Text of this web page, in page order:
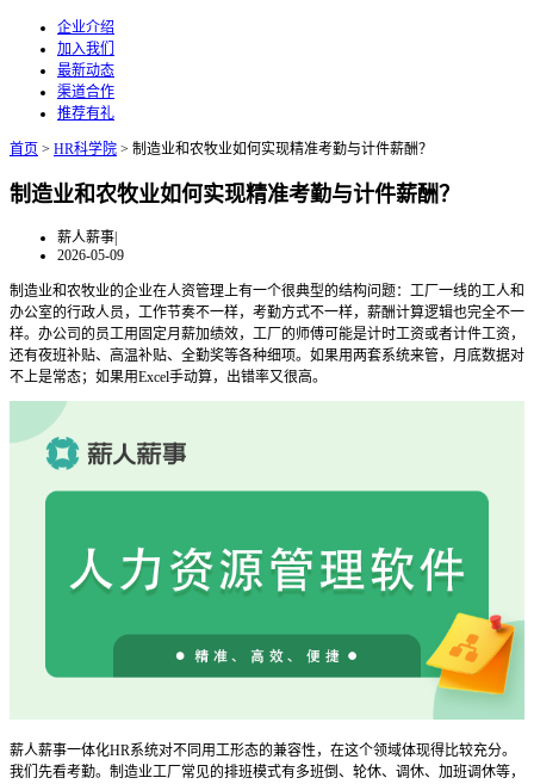
企业介绍
加入我们
最新动态
渠道合作
推荐有礼
首页 > HR科学院 > 制造业和农牧业如何实现精准考勤与计件薪酬？
制造业和农牧业如何实现精准考勤与计件薪酬？
薪人薪事|
2026-05-09
制造业和农牧业的企业在人资管理上有一个很典型的结构问题：工厂一线的工人和
办公室的行政人员，工作节奏不一样，考勤方式不一样，薪酬计算逻辑也完全不一
样。办公司的员工用固定月薪加绩效，工厂的师傅可能是计时工资或者计件工资，
还有夜班补贴、高温补贴、全勤奖等各种细项。如果用两套系统来管，月底数据对
不上是常态；如果用Excel手动算，出错率又很高。
薪人薪事一体化HR系统对不同用工形态的兼容性，在这个领域体现得比较充分。
我们先看考勤。制造业工厂常见的排班模式有多班倒、轮休、调休、加班调休等，